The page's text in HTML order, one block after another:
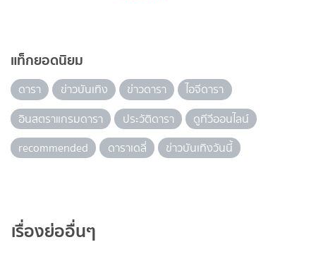
แท็กยอดนิยม
ดารา ข่าวบันเทิง ข่าวดารา
ไอจีดารา
อินสตราแกรมดารา
ประวัติดารา
ดูทีวีออนไลน์
recommended
ดาราเดลี่ ข่าวบันเทิงวันนี้
เรื่องย่ออื่นๆ